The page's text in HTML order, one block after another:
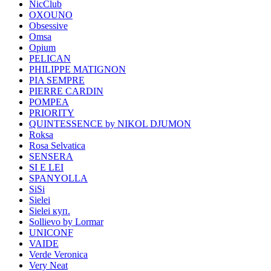
NicClub
OXOUNO
Obsessive
Omsa
Opium
PELICAN
PHILIPPE MATIGNON
PIA SEMPRE
PIERRE CARDIN
POMPEA
PRIORITY
QUINTESSENCE by NIKOL DJUMON
Roksa
Rosa Selvatica
SENSERA
SI E LEI
SPANYOLLA
SiSi
Sielei
Sielei куп.
Sollievo by Lormar
UNICONF
VAIDE
Verde Veronica
Very Neat